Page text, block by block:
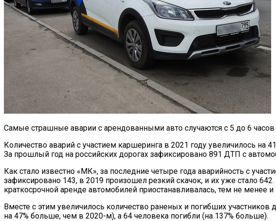
Самые страшные аварии с арендованными авто случаются с 5 до 6 часов
Количество аварий с участием каршеринга в 2021 году увеличилось
За прошлый год на российских дорогах зафиксировано 891 ДТП с
Как стало известно «МК», за последние четыре года аварийность с
зафиксировано 143, в 2019 произошел резкий скачок, и их уже стало
краткосрочной аренде автомобилей приостанавливалась, тем не менее
Вместе с этим увеличилось количество раненых и погибших
на 47% больше, чем в 2020-м), а 64 человека погибли (на 137% больше).